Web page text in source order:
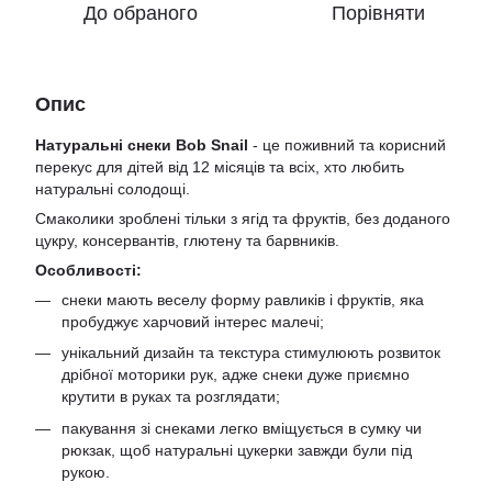
До обраного Порівняти
Опис
Натуральні снеки Bob Snail - це поживний та корисний
перекус для дітей від 12 місяців та всіх, хто любить
натуральні солодощі.
Смаколики зроблені тільки з ягід та фруктів, без доданого
цукру, консервантів, глютену та барвників.
Особливості:
снеки мають веселу форму равликів і фруктів, яка
пробуджує харчовий інтерес малечі;
унікальний дизайн та текстура стимулюють розвиток
дрібної моторики рук, адже снеки дуже приємно
крутити в руках та розглядати;
пакування зі снеками легко вміщується в сумку чи
рюкзак, щоб натуральні цукерки завжди були під
рукою.